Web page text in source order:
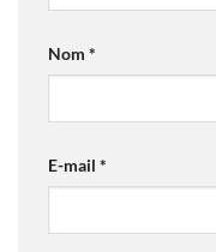
Nom *
E-mail *